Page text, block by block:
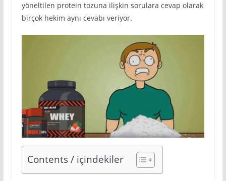
yöneltilen protein tozuna ilişkin sorulara cevap olarak
birçok hekim aynı cevabı veriyor.
Contents / içindekiler